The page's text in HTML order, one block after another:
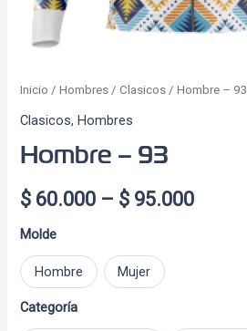
Inicio /Hombres /Clasicos / Hombre – 93
Clasicos,Hombres
Hombre – 93
$ 60.000 – $ 95.000Price
Molde
Hombre Mujer
Categoría